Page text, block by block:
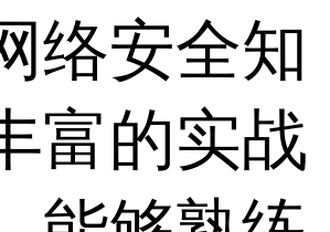
络安全知
富的实战